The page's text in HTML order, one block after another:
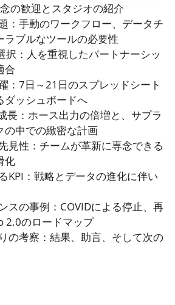
の歓迎とスタジオの紹介
：手動のワークフロー、データチ
ラブルなツールの必要性
択：人を重視したパートナーシッ
合
：7日～21日のスプレッドシート
ダッシュボードへ
長：ホース出力の倍増と、サプラ
の中での緻密な計画
見性：チームが革新に専念できる
化
KPI：戦略とデータの進化に伴い
スの事例：COVIDによる停止、再
2.0のロードマップ
の考察：結果、助言、そして次の